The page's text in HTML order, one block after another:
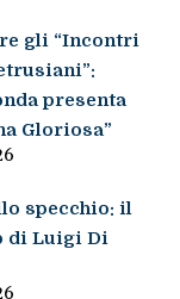
gli “Incontri
presenta
Gloriosa”
specchio: il
di Luigi Di